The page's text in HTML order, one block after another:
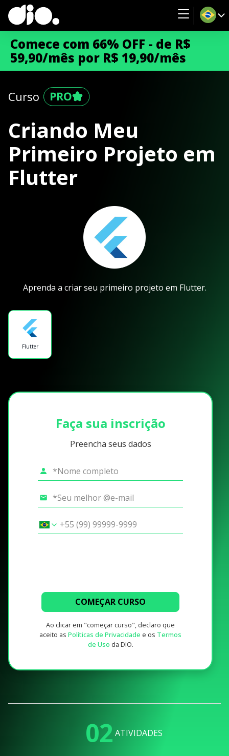
Comece com 66% OFF - de R$
59,90/mês por R$ 19,90/mês
Curso
Criando Meu
Primeiro Projeto em
Flutter
Aprenda a criar seu primeiro projeto em Flutter.
Flutter
Faça sua inscrição
Preencha seus dados
COMEÇAR CURSO
Ao clicar em "começar curso", declaro que
aceito as Políticas de Privacidade e os Termos
de Uso da DIO.
02 ATIVIDADES